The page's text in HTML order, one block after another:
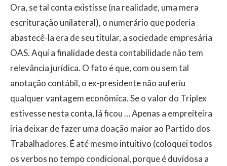
Ora, se tal conta existisse (na realidade, uma mera
escrituração unilateral), o numerário que poderia
abastecê-la era de seu titular, a sociedade empresária
OAS. Aqui a finalidade desta contabilidade não tem
relevância jurídica. O fato é que, com ou sem tal
anotação contábil, o ex-presidente não auferiu
qualquer vantagem econômica. Se o valor do Triplex
estivesse nesta conta, lá ficou … Apenas a empreiteira
iria deixar de fazer uma doação maior ao Partido dos
Trabalhadores. É até mesmo intuitivo (coloquei todos
os verbos no tempo condicional, porque é duvidosa a